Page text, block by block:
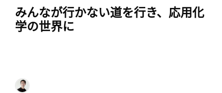
sense
と
は
みんなが行かない道を行き、応用化
学の世界に